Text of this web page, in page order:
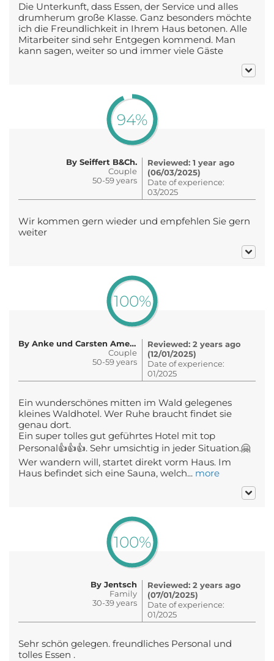
Die Unterkunft, dass Essen, der Service und alles
drumherum große Klasse. Ganz besonders möchte
ich die Freundlichkeit in Ihrem Haus betonen. Alle
Mitarbeiter sind sehr Entgegen kommend. Man
kann sagen, weiter so und immer viele Gäste
94%
By Seiffert B&Ch.
Couple
50-59 years
Reviewed: 1 year ago
(06/03/2025)
Date of experience:
03/2025
Wir kommen gern wieder und empfehlen Sie gern
weiter
100%
By Anke und Carsten Amelung
Couple
50-59 years
Reviewed: 2 years ago
(12/01/2025)
Date of experience:
01/2025
Ein wunderschönes mitten im Wald gelegenes
kleines Waldhotel. Wer Ruhe braucht findet sie
genau dort.
Ein super tolles gut geführtes Hotel mit top
Personal👍👍👍. Sehr umsichtig in jeder Situation.🤗
Wer wandern will, startet direkt vorm Haus. Im
Haus befindet sich eine Sauna, welch... more
100%
By Jentsch
Family
30-39 years
Reviewed: 2 years ago
(07/01/2025)
Date of experience:
01/2025
Sehr schön gelegen. freundliches Personal und
tolles Essen .